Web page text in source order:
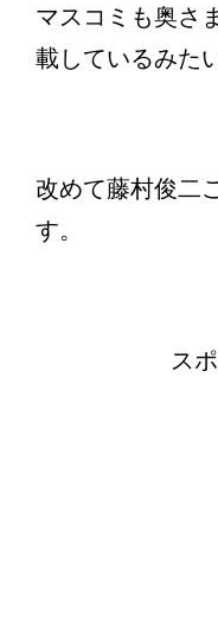
マスコミも奥さ
載しているみた
改めて藤村俊二
す。
ス